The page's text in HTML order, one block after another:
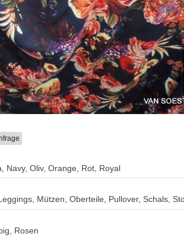
Navy, Oliv, Orange, Rot, Royal
Mützen, Oberteile, Pullover, Schals,
Rosen